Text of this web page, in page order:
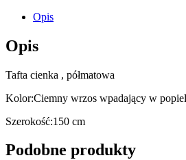
Opis
Opis
Tafta cienka , półmatowa
Kolor:Ciemny wrzos wpadający w popiel
Szerokość:150 cm
Podobne produkty